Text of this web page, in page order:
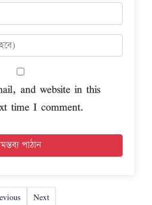
and website in this
time I comment.
Next